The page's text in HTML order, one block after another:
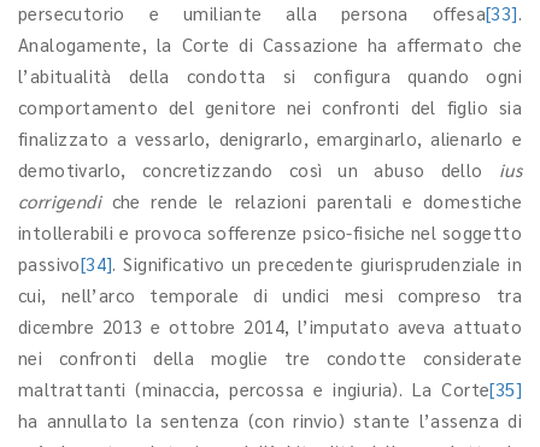
persecutorio e umiliante alla persona offesa[33].
Analogamente, la Corte di Cassazione ha affermato che
l’abitualità della condotta si configura quando ogni
comportamento del genitore nei confronti del figlio sia
finalizzato a vessarlo, denigrarlo, emarginarlo, alienarlo e
demotivarlo, concretizzando così un abuso dello ius
corrigendiche rende le relazioni parentali e domestiche
intollerabili e provoca sofferenze psico-fisiche nel soggetto
passivo[34]. Significativo un precedente giurisprudenziale in
cui, nell’arco temporale di undici mesi compreso tra
dicembre 2013 e ottobre 2014, l’imputato aveva attuato
nei confronti della moglie tre condotte considerate
maltrattanti (minaccia, percossa e ingiuria). La Corte[35]
ha annullato la sentenza (con rinvio) stante l’assenza di